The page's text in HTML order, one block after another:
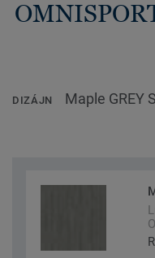
DIZÁJN Maple GREY